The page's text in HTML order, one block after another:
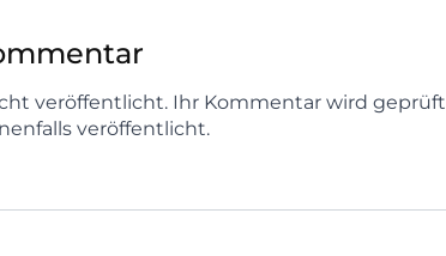
veröffentlicht. Ihr Kommentar wird geprüft
veröffentlicht.